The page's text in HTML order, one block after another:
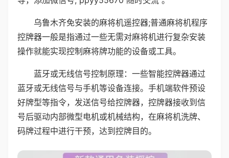
乌鲁木齐免安装的麻将机遥控器;普通麻将机程序
控牌器一般是指通过一些无需对麻将机进行复杂安装
操作就能实现控制麻将牌功能的设备或工具。
蓝牙或无线信号控制原理：一些智能控牌器通过
蓝牙或无线信号与手机等设备连接。手机端软件预设
好牌型等指令，发送信号给控牌器，控牌器接收到信
号后驱动内部微型电机或机械结构，在麻将机洗牌、
码牌过程中进行干预，达到控牌目的。